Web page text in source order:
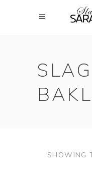
SHOWING